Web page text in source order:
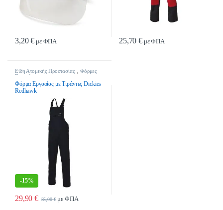
3,20€ με ΦΠΑ 25,70€ με ΦΠΑ
Είδη Ατομικής Προστασίας
Φόρμες
Εργασίας
Φόρμα Εργασίας με Τιράντες Dickies
Redhawk
-15%
29,90€ 35,00€με ΦΠΑ